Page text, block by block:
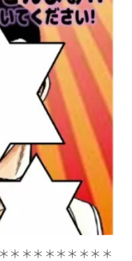
＊＊＊＊＊＊＊＊＊